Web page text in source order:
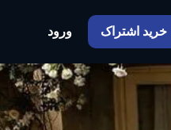
خرید اشتراک ورود